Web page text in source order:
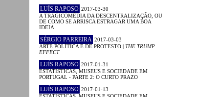
LUÍS RAPOSO 2017-03-30
A TRAGICOMÉDIA DA DESCENTRALIZAÇÃO, OU
DE COMO SE ARRISCA ESTRAGAR UMA BOA
IDEIA
SÉRGIO PARREIRA 2017-03-03
ARTE POLÍTICA E DE PROTESTO | THE TRUMP
EFFECT
LUÍS RAPOSO 2017-01-31
ESTATÍSTICAS, MUSEUS E SOCIEDADE EM
PORTUGAL - PARTE 2: O CURTO PRAZO
LUÍS RAPOSO 2017-01-13